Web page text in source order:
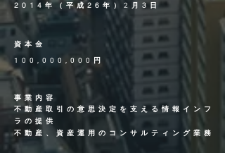
2014 年（平成 26 年） 2 月 3日
資本金
100,000,000 円
事業内容
不動産取引の意思決定を支える情報インフ
ラの提供
不動産、資産運用のコンサルティング業務